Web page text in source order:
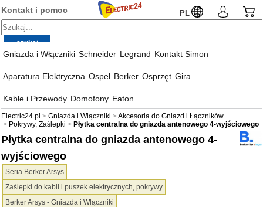
Kontakt i pomoc PL
Gniazda i Włączniki Schneider Legrand Kontakt Simon
Aparatura Elektryczna Ospel Berker Osprzęt Gira
Kable i Przewody Domofony Eaton
Electric24.pl Gniazda i Włączniki
Akcesoria do Gniazd i Łączników
Pokrywy, Zaślepki
Płytka centralna do gniazda antenowego 4-wyjściowego
Płytka centralna do gniazda antenowego 4-
wyjściowego
Seria Berker Arsys
Zaślepki do kabli i puszek elektrycznych, pokrywy
Berker Arsys - Gniazda i Włączniki